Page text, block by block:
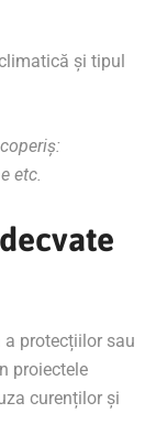
și tipul
etc.
protecțiilor sau
proiectele
curenților și